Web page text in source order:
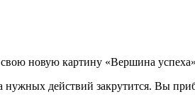
новую картину «Вершина
действий закрутится. Вы